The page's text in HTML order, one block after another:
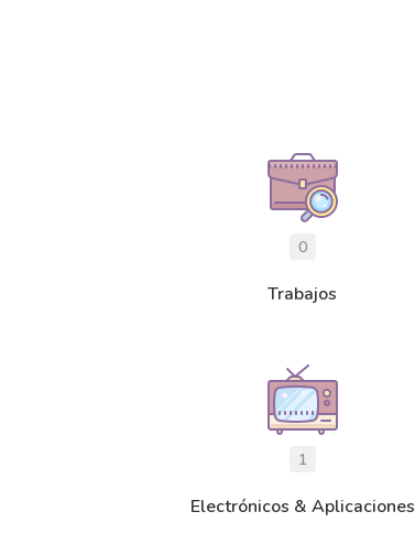
0
Trabajos
1
Electrónicos & Aplicaciones